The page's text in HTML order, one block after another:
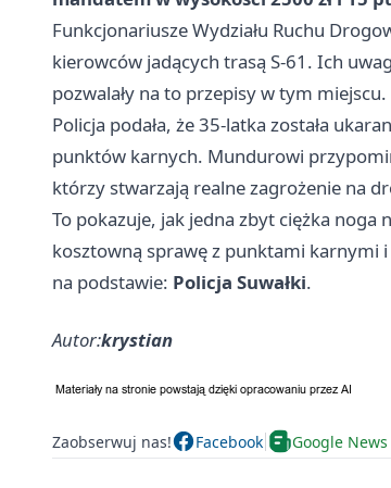
Funkcjonariusze Wydziału Ruchu
kierowców jadących trasą S-61. Ich
pozwalały na to przepisy w tym
Policja podała, że 35-latka została
punktów karnych. Mundurowi
którzy stwarzają realne zagrożenie na
To pokazuje, jak jedna zbyt ciężka noga
kosztowną sprawę z punktami karnymi
na podstawie: Policja Suwałki.
Autor:krystian
Zaobserwuj nas! Facebook Google News